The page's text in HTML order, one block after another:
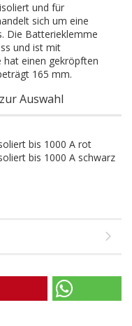
und für
sich um eine
Die Batterieklemme
und ist mit
hat einen gekröpften
165 mm.
Auswahl
bis 1000 A rot
bis 1000 A schwarz